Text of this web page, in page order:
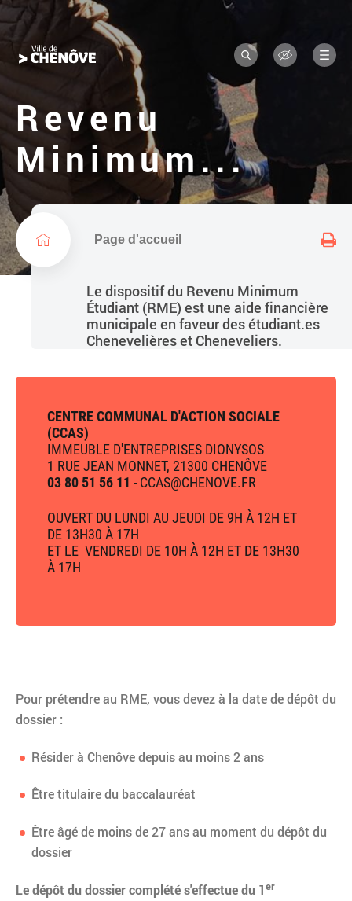
L
d
v
i
l
l
Navigation
principale
R
c
h
e
r
c
h
e
r
a
M
Revenu
Minimum...
Page d'accueil
Le dispositif du Revenu Minimum
Étudiant (RME) est une aide financière
municipale en faveur des étudiant.es
Chenevelières et Cheneveliers.
CENTRE COMMUNAL D'ACTION SOCIALE
(CCAS)
IMMEUBLE D'ENTREPRISES DIONYSOS
1 RUE JEAN MONNET, 21300 CHENÔVE
03 80 51 56 11 - CCAS@CHENOVE.FR
OUVERT DU LUNDI AU JEUDI DE 9H À 12H ET
DE 13H30 À 17H
ET LE VENDREDI DE 10H À 12H ET DE 13H30
À 17H
Pour prétendre au RME, vous devez à la date de dépôt du
dossier :
Résider à Chenôve depuis au moins 2 ans
Être titulaire du baccalauréat
Être âgé de moins de 27 ans au moment du dépôt du
dossier
Le dépôt du dossier complété s'effectue du 1er